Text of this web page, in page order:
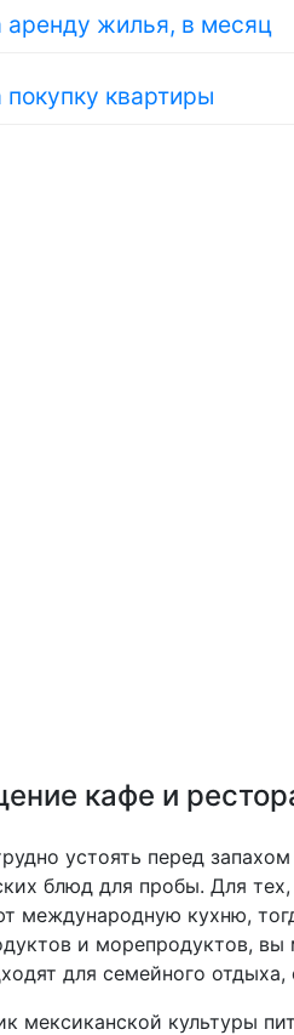
аренду жилья, в месяц
квартиры
кафе и
устоять перед
блюд для пробы. Для
международную кухню,
и морепродуктов,
для семейного
мексиканской культуры